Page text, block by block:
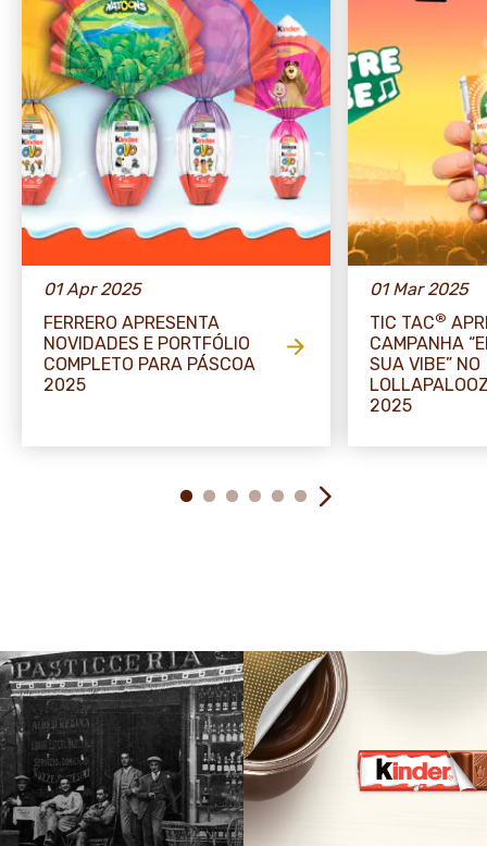
01 Apr 2025
FERRERO APRESENTA
NOVIDADES E PORTFÓLIO
COMPLETO PARA PÁSCOA
2025
01 Mar 2025
TIC TAC®
CAMPANHA
SUA VIBE” NO
2025